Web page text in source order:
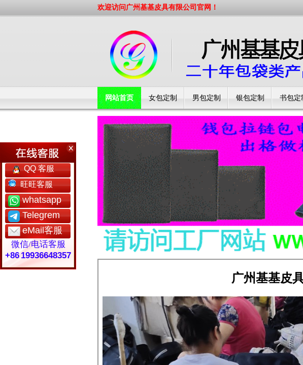
欢迎访问广州基基皮具有限公司官网！
网站首页 女包定制 男包定制 银包定制 书包定
工厂简介
QQ 客服
旺旺客服
whatsapp
Telegrem
eMail客服
微信/电话客服
+86 19936648357